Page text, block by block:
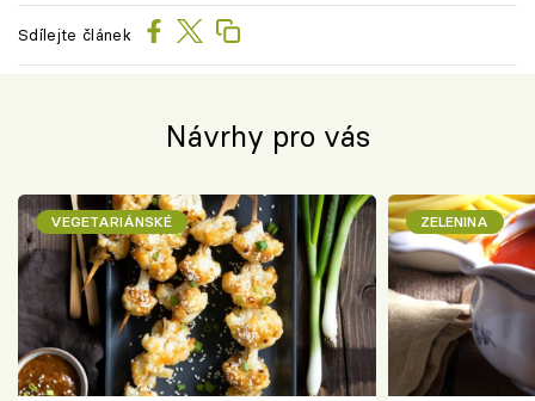
Sdílejte článek
Návrhy pro vás
VEGETARIÁNSKÉ ZELENINA